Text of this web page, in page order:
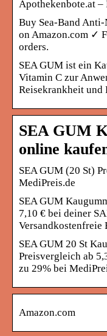
Apothekenbote.at –
Buy Sea-Band Anti-
on Amazon.com ✓
orders.
SEA GUM ist ein
Vitamin C zur
Reisekrankheit und
SEA GUM
online
SEA GUM (20 St)
MediPreis.de
SEA GUM
7,10 € bei deiner
Versandkostenfreie
SEA GUM 20 St
Preisvergleich ab
zu 29% bei
Amazon.com